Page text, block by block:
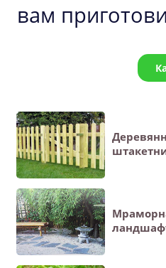
вам